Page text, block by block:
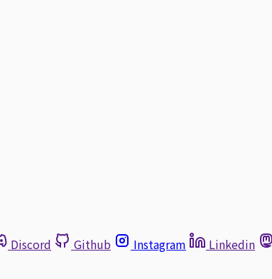
Discord Github Instagram Linkedin